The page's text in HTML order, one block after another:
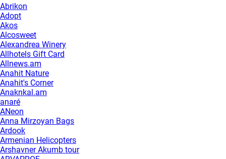
Abrikon
Adopt
Akos
Alcosweet
Alexandrea Winery
Allhotels Gift Card
Allnews.am
Anahit Nature
Anahit's Corner
Anaknkal.am
anaré
ANeon
Anna Mirzoyan Bags
Ardook
Armenian Helicopters
Arshavner Akumb tour